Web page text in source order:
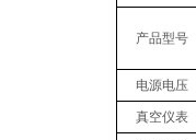
产品型号
电源电压
真空仪表